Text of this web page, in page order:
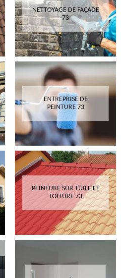
NETTOYAGE DE FAÇADE
73
ENTREPRISE DE
PEINTURE 73
PEINTURE SUR TUILE ET
TOITURE 73